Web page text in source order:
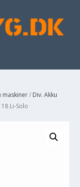
maskiner/ Div. Akku
Li-Solo